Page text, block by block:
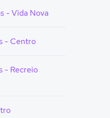
- Vida Nova
- Centro
- Recreio